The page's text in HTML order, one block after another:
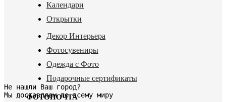
Не нашли Ваш город?
Мы доставляем по всему миру
Календари
Открытки
Декор Интерьера
Фотосувениры
Одежда с Фото
Подарочные сертификаты
ФОТОПОЧТА